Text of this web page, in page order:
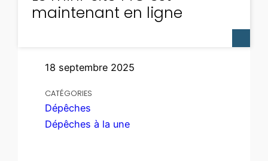
maintenant en ligne
18 septembre 2025
CATÉGORIES
Dépêches
Dépêches à la une